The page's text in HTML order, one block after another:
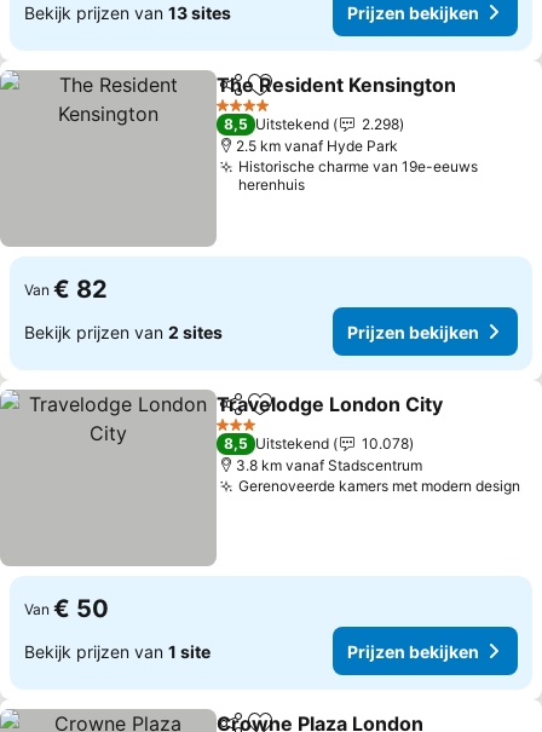
Bekijk prijzen van 13 sites Prijzen bekijken
DelenToevoegen aan favorieten
The Resident Kensington
4 Sterren
8,5 Uitstekend
2.298
2.5 km vanaf Hyde Park
Historische charme van 19e-eeuws
herenhuis
Van € 82
Bekijk prijzen van 2 sites Prijzen bekijken
DelenToevoegen aan favorieten
Travelodge London City
3 Sterren
8,5 Uitstekend
10.078
3.8 km vanaf Stadscentrum
Gerenoveerde kamers met modern design
Van € 50
Bekijk prijzen van 1 site Prijzen bekijken
Crowne Plaza London